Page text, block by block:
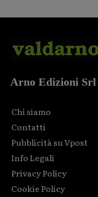
Arno Edizioni Srl
Chi siamo
Contatti
Pubblicità su Vpost
Info Legali
Privacy Policy
Cookie Policy